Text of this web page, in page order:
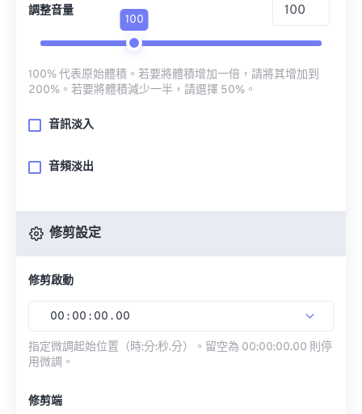
調整音量
100
100% 代表原始體積。若要將體積增加一倍，請將其增加到
200%。若要將體積減少一半，請選擇 50%。
音訊淡入
音頻淡出
修剪設定
修剪啟動
00 : 00 : 00 . 00
指定微調起始位置（時:分:秒.分）。留空為 00:00:00.00 則停
用微調。
修剪端